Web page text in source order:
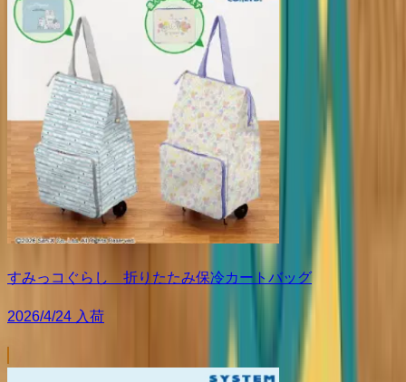
すみっコぐらし 折りたたみ保冷カートバッグ
2026/4/24 入荷